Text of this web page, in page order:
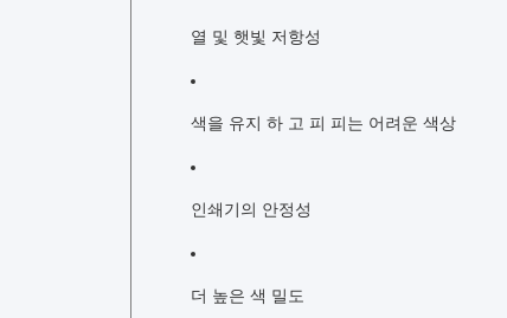
열 및 햇빛 저항성
색을 유지 하 고 피 피는 어려운 색상
인쇄기의 안정성
더 높은 색 밀도